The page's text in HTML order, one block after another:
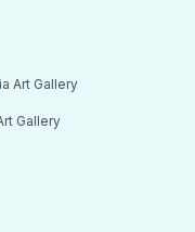
Art Gallery
Gallery